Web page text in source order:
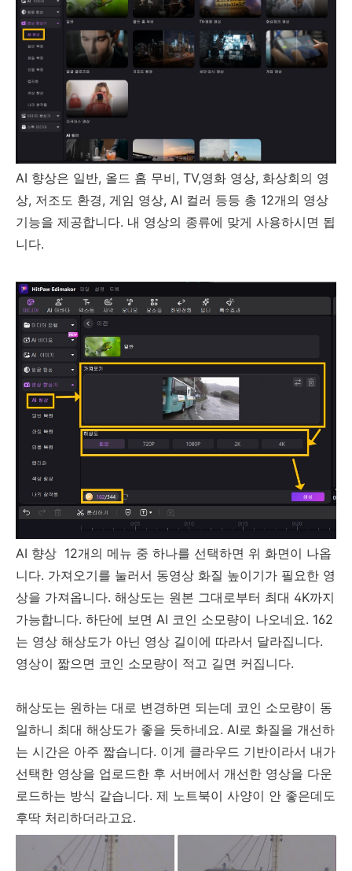
AI 향상은 일반, 올드 홈 무비, TV,영화 영상, 화상회의 영
상, 저조도 환경, 게임 영상, AI 컬러 등등 총 12개의 영상
기능을 제공합니다. 내 영상의 종류에 맞게 사용하시면 됩
니다.
AI 향상 12개의 메뉴 중 하나를 선택하면 위 화면이 나옵
니다. 가져오기를 눌러서 동영상 화질 높이기가 필요한 영
상을 가져옵니다. 해상도는 원본 그대로부터 최대 4K까지
가능합니다. 하단에 보면 AI 코인 소모량이 나오네요. 162
는 영상 해상도가 아닌 영상 길이에 따라서 달라집니다.
영상이 짧으면 코인 소모량이 적고 길면 커집니다.
해상도는 원하는 대로 변경하면 되는데 코인 소모량이 동
일하니 최대 해상도가 좋을 듯하네요. AI로 화질을 개선하
는 시간은 아주 짧습니다. 이게 클라우드 기반이라서 내가
선택한 영상을 업로드한 후 서버에서 개선한 영상을 다운
로드하는 방식 같습니다. 제 노트북이 사양이 안 좋은데도
후딱 처리하더라고요.